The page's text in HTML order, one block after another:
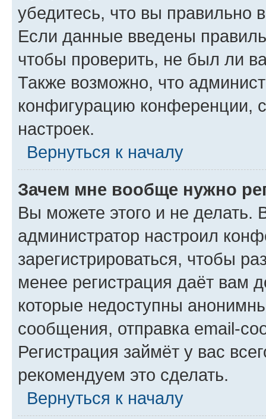
убедитесь, что вы правильно
Если данные введены
чтобы проверить, не был ли
Также возможно, что
конфигурацию конференции,
настроек.
Вернуться к началу
Зачем мне вообще нужно
Вы можете этого и не делать.
администратор настроил
зарегистрироваться, чтобы
менее регистрация даёт вам
которые недоступны
сообщения, отправка email-
Регистрация займёт у вас
рекомендуем это сделать.
Вернуться к началу